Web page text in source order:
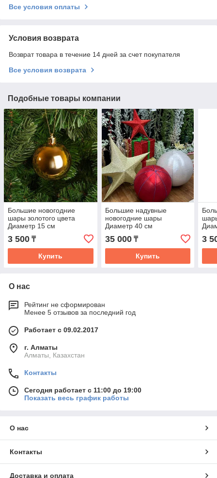
Все условия оплаты
Условия возврата
Возврат товара в течение 14 дней за счет покупателя
Все условия возврата
Подобные товары компании
Большие новогодние
шары золотого цвета
Диаметр 15 см
3 500 ₸
Купить
Большие надувные
новогодние шары
Диаметр 40 см
35 000₸
Купить
3
О нас
Рейтинг не сформирован
Менее 5 отзывов за последний год
Работает с 09.02.2017
г. Алматы
Алматы, Казахстан
Контакты
Сегодня работает с 11:00 до 19:00
Показать весь график работы
О нас
Контакты
Доставка и оплата